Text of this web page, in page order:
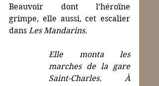
Beauvoir dont l’héroïne
grimpe, elle aussi, cet escalier
dans Les Mandarins.
Elle monta les
marches de la gare
Saint-Charles. À